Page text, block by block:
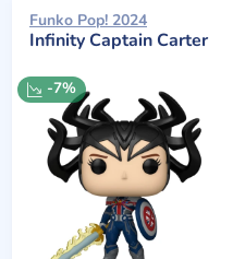
Funko Pop! 2024
Infinity Captain Carter
-7%